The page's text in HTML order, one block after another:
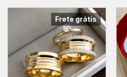
Frete grátis